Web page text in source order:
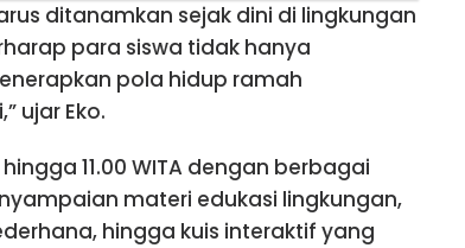
ditanamkan sejak dini di lingkungan
para siswa tidak hanya
pola hidup ramah
ujar Eko.
11.00 WITA dengan berbagai
materi edukasi lingkungan,
hingga kuis interaktif yang